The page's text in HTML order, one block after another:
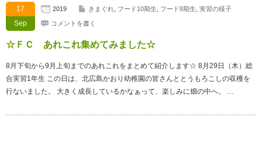
17
Sep
2019 きまぐれ フード10期生 フード8期生 実習の様子
コメントを書く
☆ＦＣ あれこれ集めてみました☆
8月下旬から9月上旬までのあれこれをまとめて紹介します☆ 8月29日（木）総
合実習1年生 この日は、北広島かおり幼稚園の皆さんととうもろこしの収穫を
行ないました。 大きく成長しているかなぁって、楽しみに畑の中へ。 …